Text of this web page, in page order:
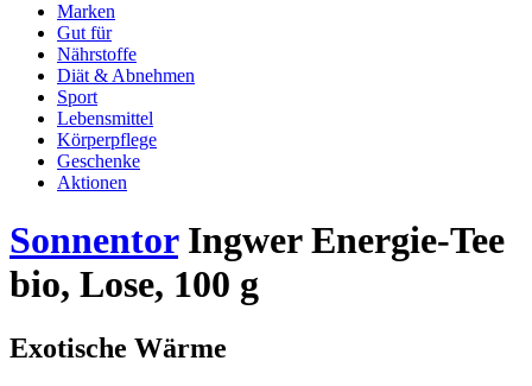
Marken
Gut für
Nährstoffe
Diät & Abnehmen
Sport
Lebensmittel
Körperpflege
Geschenke
Aktionen
SonnentorIngwer Energie-Tee
bio, Lose, 100 g
Exotische Wärme